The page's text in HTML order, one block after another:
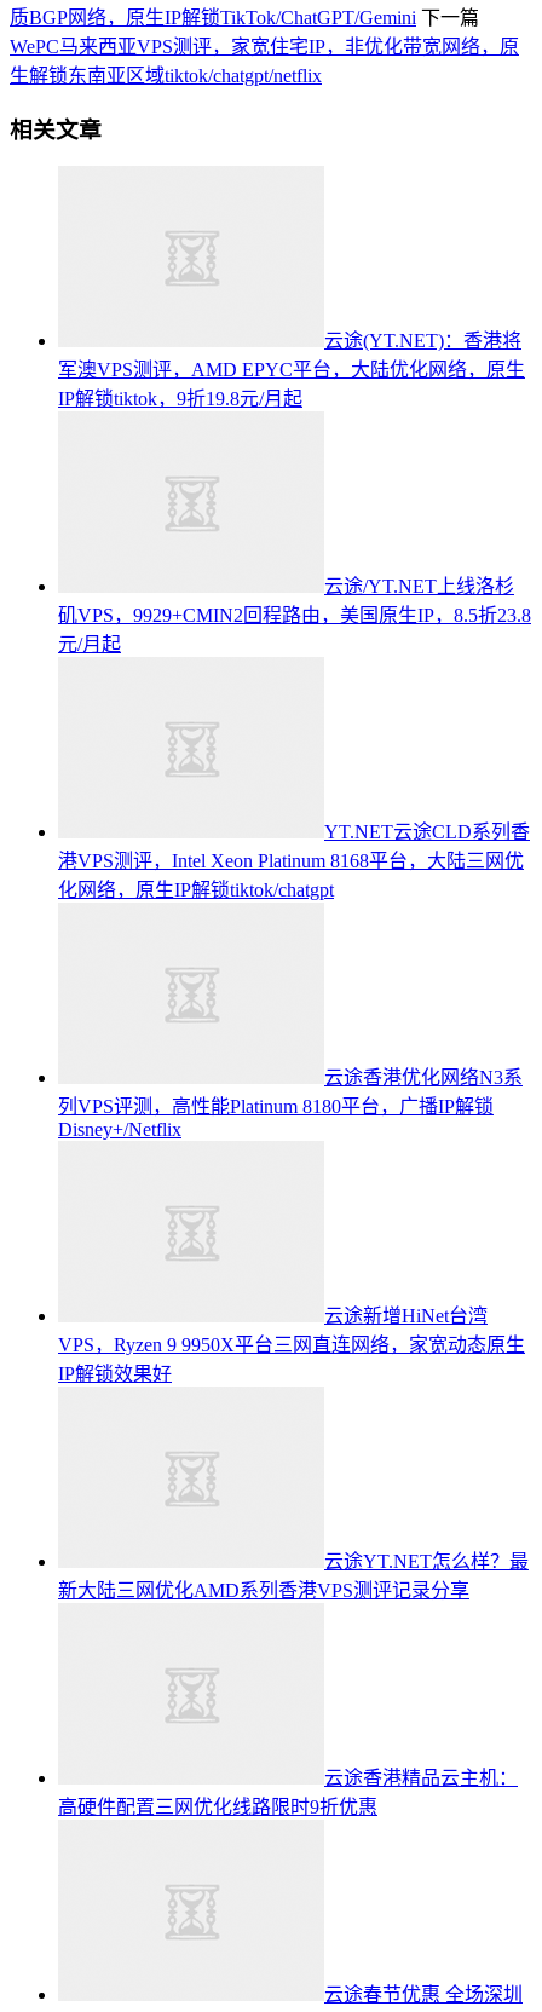
质BGP网络，原生IP解锁TikTok/ChatGPT/Gemini 下一篇
WePC马来西亚VPS测评，家宽住宅IP，非优化带宽网络，原
生解锁东南亚区域tiktok/chatgpt/netflix
相关文章
云途(YT.NET)：香港将
军澳VPS测评，AMD EPYC平台，大陆优化网络，原生
IP解锁tiktok，9折19.8元/月起
云途/YT.NET上线洛杉
矶VPS，9929+CMIN2回程路由，美国原生IP，8.5折23.8
元/月起
YT.NET云途CLD系列香
港VPS测评，Intel Xeon Platinum 8168平台，大陆三网优
化网络，原生IP解锁tiktok/chatgpt
云途香港优化网络N3系
列VPS评测，高性能Platinum 8180平台，广播IP解锁
Disney+/Netflix
云途新增HiNet台湾
VPS，Ryzen 9 9950X平台三网直连网络，家宽动态原生
IP解锁效果好
云途YT.NET怎么样？最
新大陆三网优化AMD系列香港VPS测评记录分享
云途香港精品云主机：
高硬件配置三网优化线路限时9折优惠
云途春节优惠 全场深圳